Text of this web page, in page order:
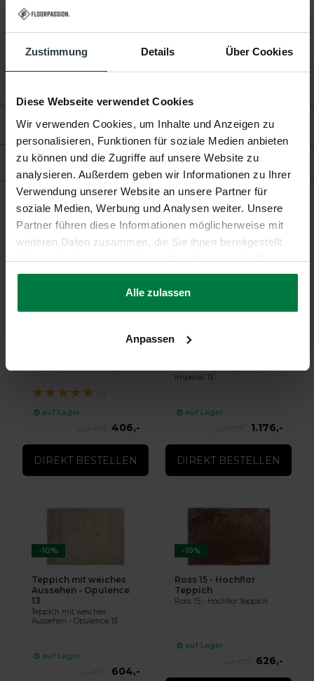
Zustimmung Details Über Cookies
Diese Webseite verwendet Cookies
Wir verwenden Cookies, um Inhalte und Anzeigen zu
personalisieren, Funktionen für soziale Medien anbieten
zu können und die Zugriffe auf unsere Website zu
analysieren. Außerdem geben wir Informationen zu Ihrer
Verwendung unserer Website an unsere Partner für
soziale Medien, Werbung und Analysen weiter. Unsere
Partner führen diese Informationen möglicherweise mit
weiteren Daten zusammen, die Sie ihnen bereitgestellt
haben oder die sie im Rahmen Ihrer Nutzung der Dienste
gesammelt haben.
Alle zulassen
Anpassen
Bewertungen
Produkt
Fußbodenheizung:
Ergänzende Produkte
Vernon 14 - Hochflor Teppich
★★★★★ (1)
auf Lager
406,-
DIREKT BESTELLEN
Hochwertiger Teppich -
Hochwertiger Teppich -
Imperial 13
auf Lager
1.176,-
DIREKT BESTELLEN
-10%
Teppich mit weiches
Aussehen - Opulence
13
Teppich mit weiches
Aussehen - Opulence 13
auf Lager
604,-
-10%
Ross 15 - Hochflor
Teppich
Ross 15 - Hochflor Teppich
auf Lager
626,-